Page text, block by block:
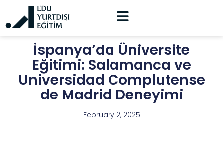
İspanya’da Üniversite
Eğitimi: Salamanca ve
Universidad Complutense
de Madrid Deneyimi
February 2, 2025